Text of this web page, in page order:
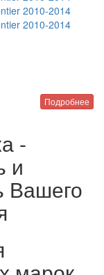
Подробнее
-
и
Вашего